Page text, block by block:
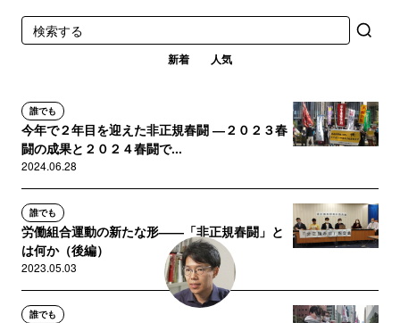
新着 人気
誰でも
今年で２年目を迎えた非正規春闘 ―２０２３春
闘の成果と２０２４春闘で...
2024.06.28
誰でも
労働組合運動の新たな形――「非正規春闘」と
は何か（後編）
2023.05.03
誰でも